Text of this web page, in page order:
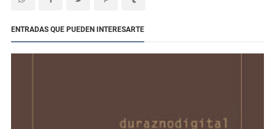
ENTRADAS QUE PUEDEN INTERESARTE